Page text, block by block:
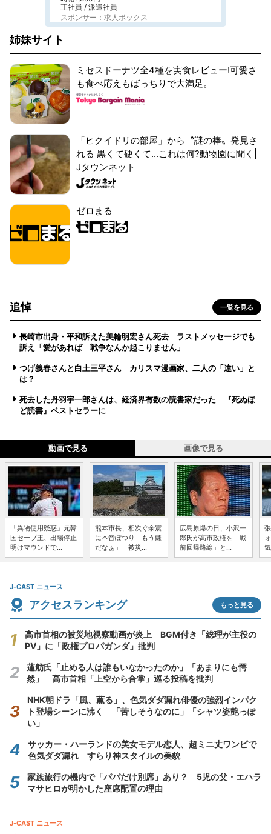
正社員 / 派遣社員
スポンサー：求人ボックス
姉妹サイト
ミセスドーナツ全4種を実食レビュー!可愛さ
も食べ応えもばっちりで大満足。
「ヒクイドリの部屋」から〝謎の棒〟発見さ
れる 黒くて硬くて...これは何?動物園に聞く|
Jタウンネット
ゼロまる
追悼 一覧を見る
長崎市出身・平和訴えた美輪明宏さん死去 ラストメッセージでも
訴え「愛があれば 戦争なんか起こりません」
つげ義春さんと白土三平さん カリスマ漫画家、二人の「違い」と
は？
死去した丹羽宇一郎さんは、経済界有数の読書家だった 『死ぬほ
ど読書』ベストセラーに
動画で見る 画像で見る
「異物使用疑惑」元韓
国セーブ王、出場停止
明けマウンドで...
熊本市長、相次ぐ余震
に本音ぽつり「もう嫌
だなぁ」 被災...
広島原爆の日、小沢一
郎氏が高市政権を「戦
前回帰路線」と...
J-CAST ニュース
アクセスランキング もっと見る
高市首相の被災地視察動画が炎上 BGM付き「総理が主役の
PV」に「政権プロパガンダ」批判
蓮舫氏「止める人は誰もいなかったのか」「あまりにも愕
然」 高市首相「上空から合掌」巡る投稿を批判
NHK朝ドラ「風、薫る」、色気ダダ漏れ俳優の強烈インパク
ト登場シーンに沸く 「苦しそうなのに」「シャツ姿艶っぽ
い」
サッカー・ハーランドの美女モデル恋人、超ミニ丈ワンピで
色気ダダ漏れ すらり神スタイルの美貌
家族旅行の機内で「パパだけ別席」あり？ 5児の父・エハラ
マサヒロが明かした座席配置の理由
J-CAST ニュース